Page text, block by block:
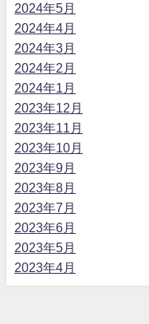
2024年5月
2024年4月
2024年3月
2024年2月
2024年1月
2023年12月
2023年11月
2023年10月
2023年9月
2023年8月
2023年7月
2023年6月
2023年5月
2023年4月